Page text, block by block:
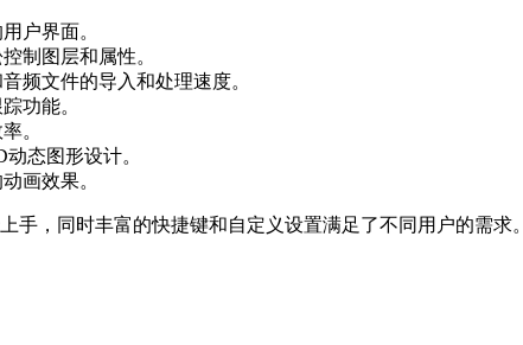
界面。
层和属性。
频文件的导入和处理速度。
能。
。
图形设计。
果。
上手，同时丰富的快捷键和自定义设置满足了不同用户的需求。